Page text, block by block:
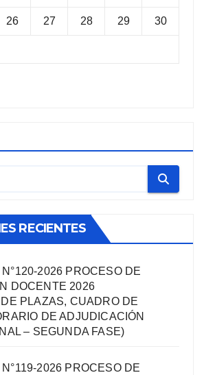
26 27 28 29 30
RECIENTES
2026 PROCESO DE
DOCENTE 2026
PLAZAS, CUADRO DE
DE ADJUDICACIÓN
– SEGUNDA FASE)
2026 PROCESO DE